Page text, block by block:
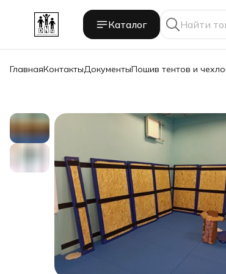
Каталог
ГлавнаяКонтактыДокументыПошив тентов и